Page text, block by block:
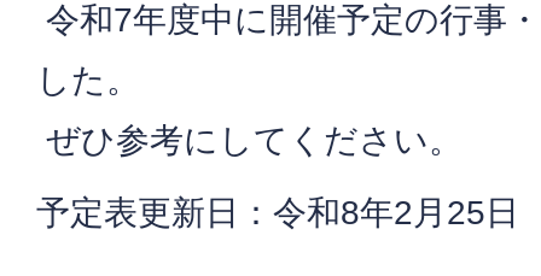
令和7年度中に開催予定の行事
した。
ぜひ参考にしてください。
予定表更新日：令和8年2月25日